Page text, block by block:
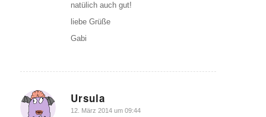
natülich auch gut!
liebe Grüße
Gabi
Ursula
sagte:
12. März 2014 um 09:44